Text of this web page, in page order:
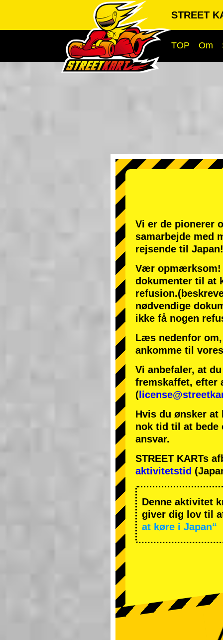
STREET
TOP Om
Vi er de pionerer
samarbejde med
rejsende til
Vær opmærksom!
dokumenter til at
refusion.
nødvendige
ikke få nogen
Læs nedenfor
ankomme til
Vi anbefaler, at
fremskaffet, efter
(
Hvis du ønsker
nok tid til at bede
ansvar.
STREET KARTs
aktivitetstid
Denne aktivitet
giver dig lov til
at køre i Japan“